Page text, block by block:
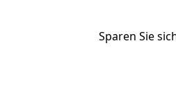
Sparen Sie